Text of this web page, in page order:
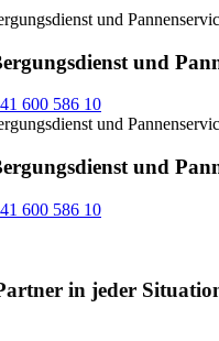
und
600 586 10
und
600 586 10
in jeder